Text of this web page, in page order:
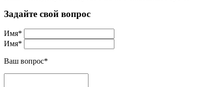
Задайте свой вопрос
Имя*
Имя*
Ваш вопрос*